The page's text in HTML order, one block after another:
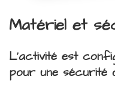
Matériel et
L'activité est
pour une sécurité